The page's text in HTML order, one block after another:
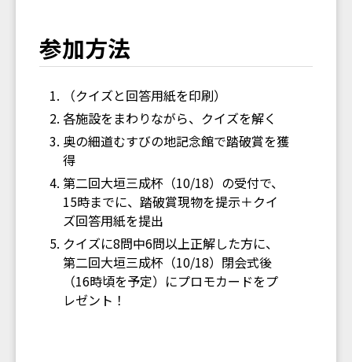
参加方法
（クイズと回答用紙を印刷）
各施設をまわりながら、クイズを解く
奥の細道むすびの地記念館で踏破賞を獲
得
第二回大垣三成杯（10/18）の受付で、
15時までに、踏破賞現物を提示＋クイ
ズ回答用紙を提出
クイズに8問中6問以上正解した方に、
第二回大垣三成杯（10/18）閉会式後
（16時頃を予定）にプロモカードをプ
レゼント！